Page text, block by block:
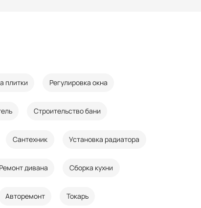
плитки Регулировка окна
Строительство бани
Сантехник Установка радиатора
Ремонт дивана Сборка кухни
Авторемонт Токарь